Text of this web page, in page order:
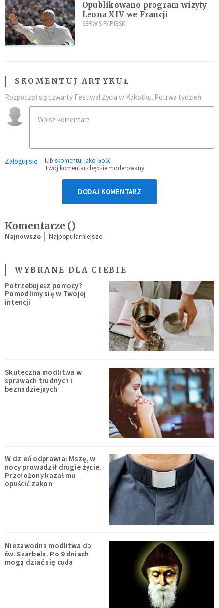
Opublikowano program wizyty
Leona XIV we Francji
SERWIS PAPIESKI
SKOMENTUJ ARTYKUŁ
Rozpoczął się czwarty Festiwal Życia w Kokotku. Potrwa tydzień
Zaloguj się lub skomentuj jako Gość
Twój komentarz będzie moderowany
DODAJ KOMENTARZ
Komentarze ()
Najnowsze Najpopularniejsze
WYBRANE DLA CIEBIE
Potrzebujesz pomocy?
Pomodlimy się w Twojej
intencji
Skuteczna modlitwa w
sprawach trudnych i
beznadziejnych
W dzień odprawiał Mszę, w
nocy prowadził drugie życie.
Przełożony kazał mu
opuścić zakon
Niezawodna modlitwa do
św. Szarbela. Po 9 dniach
mogą dziać się cuda